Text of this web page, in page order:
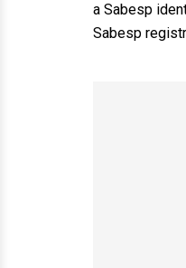
a Sabesp
Sabesp